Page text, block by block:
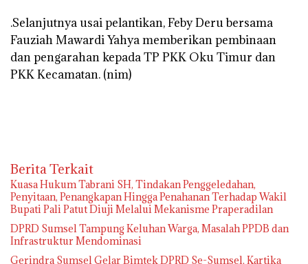
.Selanjutnya usai pelantikan, Feby Deru bersama
Fauziah Mawardi Yahya memberikan pembinaan
dan pengarahan kepada TP PKK Oku Timur dan
PKK Kecamatan. (nim)
Berita Terkait
‎Kuasa Hukum Tabrani SH, Tindakan Penggeledahan,
Penyitaan, Penangkapan Hingga Penahanan Terhadap Wakil
Bupati Pali Patut Diuji Melalui Mekanisme Praperadilan
DPRD Sumsel Tampung Keluhan Warga, Masalah PPDB dan
Infrastruktur Mendominasi
Gerindra Sumsel Gelar Bimtek DPRD Se-Sumsel, Kartika